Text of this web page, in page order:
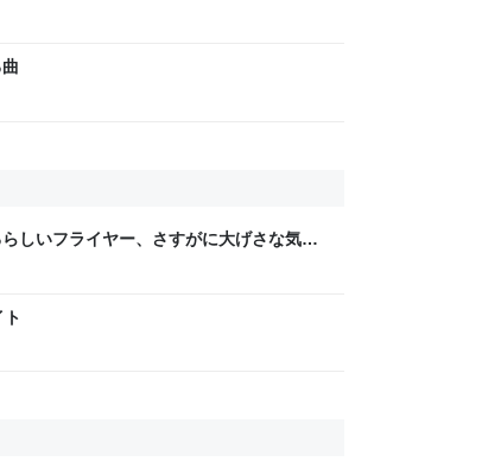
しいフライヤー、さすがに大げさな気が
んながみんな持ってるわけやないで。う